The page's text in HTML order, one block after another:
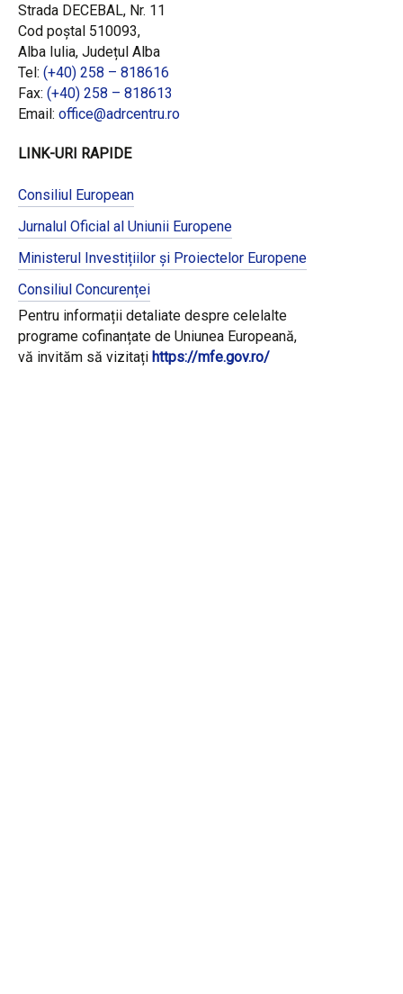
Strada DECEBAL, Nr. 11
Cod poștal 510093,
Alba Iulia, Județul Alba
Tel: (+40) 258 – 818616
Fax: (+40) 258 – 818613
Email: office@adrcentru.ro
LINK-URI RAPIDE
Consiliul European
Jurnalul Oficial al Uniunii Europene
Ministerul Investițiilor și Proiectelor Europene
Consiliul Concurenței
Pentru informații detaliate despre celelalte
programe cofinanțate de Uniunea Europeană,
vă invităm să vizitați https://mfe.gov.ro/